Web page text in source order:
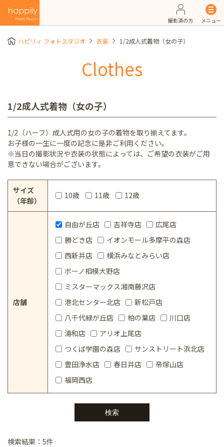
撮影済の方 メニュー
ハピリィ フォトスタジオ 衣装 1/2成人式着物（女の子）
Clothes
1/2成人式着物（女の子）
1/2（ハーフ）成人式用の女の子の着物を取り揃えてます。
お子様の一生に一度の記念に是非ご利用ください。
※当日の撮影状況や衣装の状態によっては、ご希望の衣装がご用
意できない場合がございます。
サイズ
（年齢）
10歳 11歳 12歳
店舗
自由が丘店 吉祥寺店
広尾店
勝どき店
イオンモール多摩平の森店
西新井店
横浜みなとみらい店
ボーノ相模大野店
ミスターマックス湘南藤沢店
港北センター北店
新松戸店
八千代緑が丘店
柏の葉店
川口店
浦和店
アリオ上尾店
つくば学園の森店
サンストリート浜北店
豊田浄水店
春日井店
帝塚山店
福岡西店
検索結果：5件